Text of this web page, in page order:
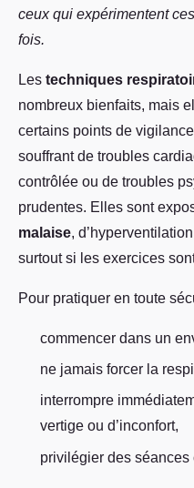
ceux qui expérimentent
fois.
Les techniques
nombreux bienfaits, mais
certains points de
souffrant de troubles
contrôlée ou de troubles
prudentes. Elles sont
malaise,
surtout si les exercices
Pour pratiquer en toute
commencer dans un
ne jamais forcer la
interrompre
vertige ou d’inconfort,
privilégier des séances